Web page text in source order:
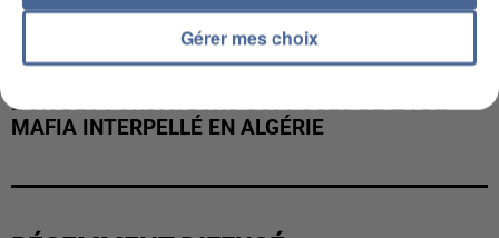
L’UN DES FONDATEURS SUPPOSÉS DE LA DZ
MAFIA INTERPELLÉ EN ALGÉRIE
Gérer mes choix